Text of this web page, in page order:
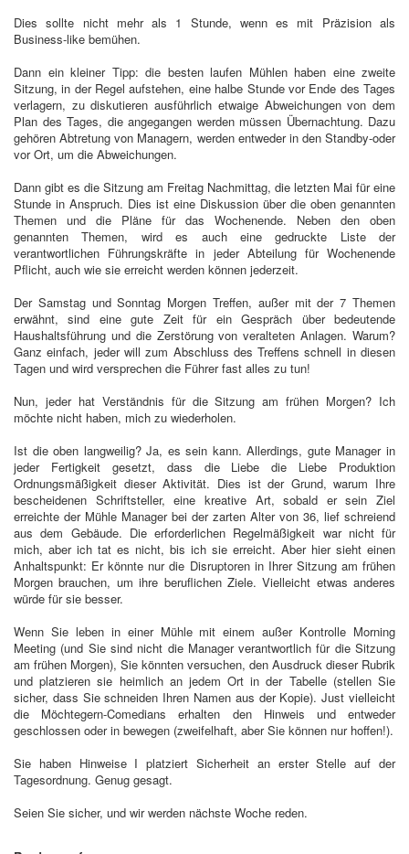
Dies sollte nicht mehr als 1 Stunde, wenn es mit Präzision als
Business-like bemühen.
Dann ein kleiner Tipp: die besten laufen Mühlen haben eine zweite
Sitzung, in der Regel aufstehen, eine halbe Stunde vor Ende des Tages
verlagern, zu diskutieren ausführlich etwaige Abweichungen von dem
Plan des Tages, die angegangen werden müssen Übernachtung. Dazu
gehören Abtretung von Managern, werden entweder in den Standby-oder
vor Ort, um die Abweichungen.
Dann gibt es die Sitzung am Freitag Nachmittag, die letzten Mai für eine
Stunde in Anspruch. Dies ist eine Diskussion über die oben genannten
Themen und die Pläne für das Wochenende. Neben den oben
genannten Themen, wird es auch eine gedruckte Liste der
verantwortlichen Führungskräfte in jeder Abteilung für Wochenende
Pflicht, auch wie sie erreicht werden können jederzeit.
Der Samstag und Sonntag Morgen Treffen, außer mit der 7 Themen
erwähnt, sind eine gute Zeit für ein Gespräch über bedeutende
Haushaltsführung und die Zerstörung von veralteten Anlagen. Warum?
Ganz einfach, jeder will zum Abschluss des Treffens schnell in diesen
Tagen und wird versprechen die Führer fast alles zu tun!
Nun, jeder hat Verständnis für die Sitzung am frühen Morgen? Ich
möchte nicht haben, mich zu wiederholen.
Ist die oben langweilig? Ja, es sein kann. Allerdings, gute Manager in
jeder Fertigkeit gesetzt, dass die Liebe die Liebe Produktion
Ordnungsmäßigkeit dieser Aktivität. Dies ist der Grund, warum Ihre
bescheidenen Schriftsteller, eine kreative Art, sobald er sein Ziel
erreichte der Mühle Manager bei der zarten Alter von 36, lief schreiend
aus dem Gebäude. Die erforderlichen Regelmäßigkeit war nicht für
mich, aber ich tat es nicht, bis ich sie erreicht. Aber hier sieht einen
Anhaltspunkt: Er könnte nur die Disruptoren in Ihrer Sitzung am frühen
Morgen brauchen, um ihre beruflichen Ziele. Vielleicht etwas anderes
würde für sie besser.
Wenn Sie leben in einer Mühle mit einem außer Kontrolle Morning
Meeting (und Sie sind nicht die Manager verantwortlich für die Sitzung
am frühen Morgen), Sie könnten versuchen, den Ausdruck dieser Rubrik
und platzieren sie heimlich an jedem Ort in der Tabelle (stellen Sie
sicher, dass Sie schneiden Ihren Namen aus der Kopie). Just vielleicht
die Möchtegern-Comedians erhalten den Hinweis und entweder
geschlossen oder in bewegen (zweifelhaft, aber Sie können nur hoffen!).
Sie haben Hinweise I platziert Sicherheit an erster Stelle auf der
Tagesordnung. Genug gesagt.
Seien Sie sicher, und wir werden nächste Woche reden.